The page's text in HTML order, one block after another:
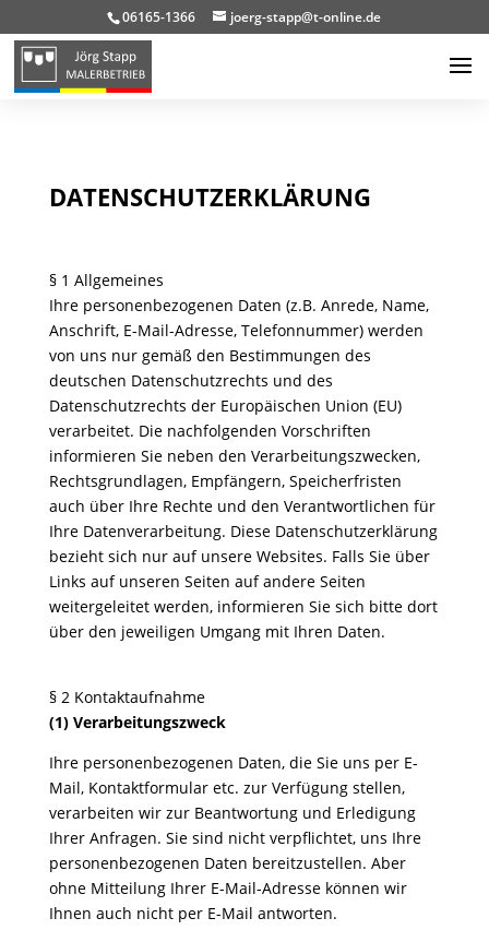
06165-1366 joerg-stapp@t-online.de
DATENSCHUTZERKLÄRUNG
§ 1 Allgemeines
Ihre personenbezogenen Daten (z.B. Anrede, Name,
Anschrift, E-Mail-Adresse, Telefonnummer) werden
von uns nur gemäß den Bestimmungen des
deutschen Datenschutzrechts und des
Datenschutzrechts der Europäischen Union (EU)
verarbeitet. Die nachfolgenden Vorschriften
informieren Sie neben den Verarbeitungszwecken,
Rechtsgrundlagen, Empfängern, Speicherfristen
auch über Ihre Rechte und den Verantwortlichen für
Ihre Datenverarbeitung. Diese Datenschutzerklärung
bezieht sich nur auf unsere Websites. Falls Sie über
Links auf unseren Seiten auf andere Seiten
weitergeleitet werden, informieren Sie sich bitte dort
über den jeweiligen Umgang mit Ihren Daten.
§ 2 Kontaktaufnahme
(1) Verarbeitungszweck
Ihre personenbezogenen Daten, die Sie uns per E-
Mail, Kontaktformular etc. zur Verfügung stellen,
verarbeiten wir zur Beantwortung und Erledigung
Ihrer Anfragen. Sie sind nicht verpflichtet, uns Ihre
personenbezogenen Daten bereitzustellen. Aber
ohne Mitteilung Ihrer E-Mail-Adresse können wir
Ihnen auch nicht per E-Mail antworten.